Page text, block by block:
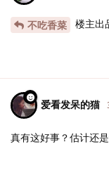
不吃香菜 楼主出
爱看发呆的猫
真有这好事？估计还